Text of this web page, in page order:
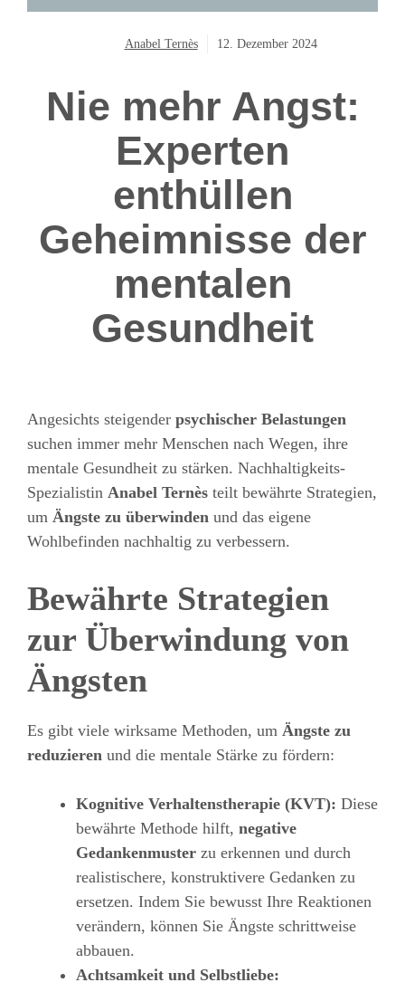
Anabel Ternès 12. Dezember 2024
Nie mehr Angst:
Experten
enthüllen
Geheimnisse der
mentalen
Gesundheit
Angesichts steigender psychischer Belastungen
suchen immer mehr Menschen nach Wegen, ihre
mentale Gesundheit zu stärken. Nachhaltigkeits-
Spezialistin Anabel Ternès teilt bewährte Strategien,
um Ängste zu überwinden und das eigene
Wohlbefinden nachhaltig zu verbessern.
Bewährte Strategien
zur Überwindung von
Ängsten
Es gibt viele wirksame Methoden, um Ängste zu
reduzieren und die mentale Stärke zu fördern:
Kognitive Verhaltenstherapie (KVT): Diese
bewährte Methode hilft, negative
Gedankenmuster zu erkennen und durch
realistischere, konstruktivere Gedanken zu
ersetzen. Indem Sie bewusst Ihre Reaktionen
verändern, können Sie Ängste schrittweise
abbauen.
Achtsamkeit und Selbstliebe: